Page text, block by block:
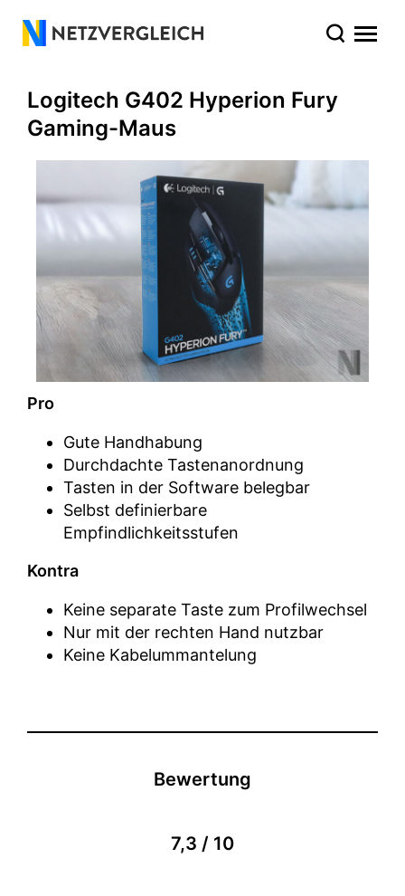
Logitech G402 Hyperion Fury
Gaming-Maus
Pro
Gute Handhabung
Durchdachte Tastenanordnung
Tasten in der Software belegbar
Selbst definierbare
Empfindlichkeitsstufen
Kontra
Keine separate Taste zum Profilwechsel
Nur mit der rechten Hand nutzbar
Keine Kabelummantelung
Bewertung
7,3 / 10